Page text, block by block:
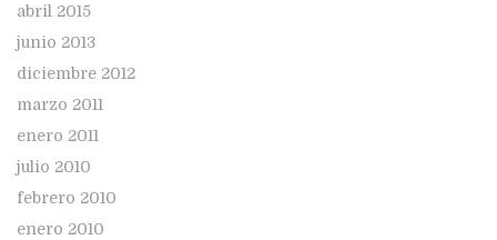
abril 2015
junio 2013
diciembre 2012
marzo 2011
enero 2011
julio 2010
febrero 2010
enero 2010